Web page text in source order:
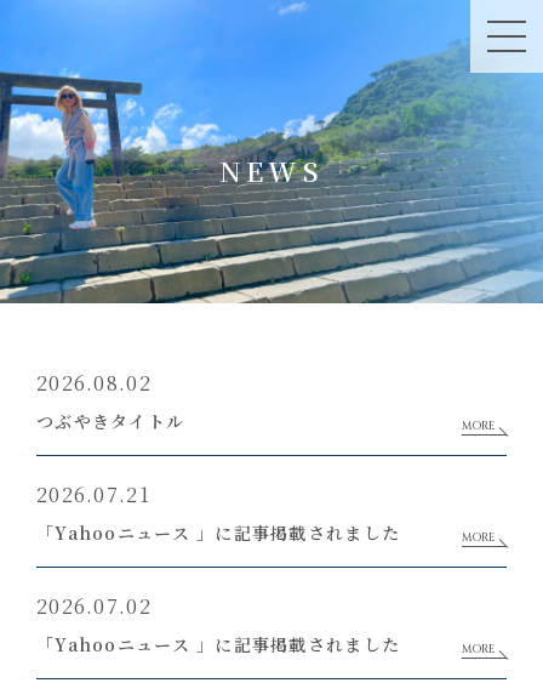
NEWS
2026.08.02
つぶやきタイトル MORE
2026.07.21
「Yahooニュース 」に記事掲載されました MORE
2026.07.02
「Yahooニュース 」に記事掲載されました MORE